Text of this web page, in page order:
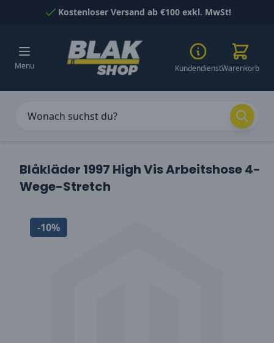
Skip to ContentKostenloser Versand ab €100 exkl. MwSt!
Menu KundendienstWarenkorb
Blåkläder 1997 High Vis Arbeitshose 4-
Wege-Stretch
-10%